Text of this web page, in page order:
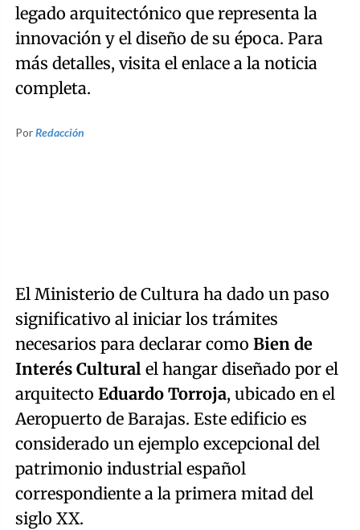
legado arquitectónico que representa la
innovación y el diseño de su época. Para
más detalles, visita el enlace a la noticia
completa.
PorRedacción
El Ministerio de Cultura ha dado un paso
significativo al iniciar los trámites
necesarios para declarar como Bien de
Interés Cultural el hangar diseñado por el
arquitecto Eduardo Torroja, ubicado en el
Aeropuerto de Barajas. Este edificio es
considerado un ejemplo excepcional del
patrimonio industrial español
correspondiente a la primera mitad del
siglo XX.